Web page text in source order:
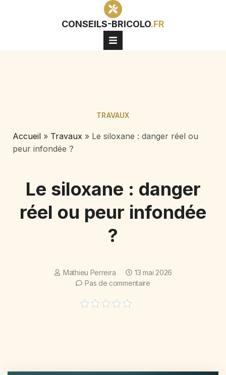
CONSEILS-BRICOLO.FR
TRAVAUX
Accueil » Travaux » Le siloxane : danger réel ou
peur infondée ?
Le siloxane : danger
réel ou peur infondée
?
Mathieu Perreira
13 mai 2026
Pas de commentaire